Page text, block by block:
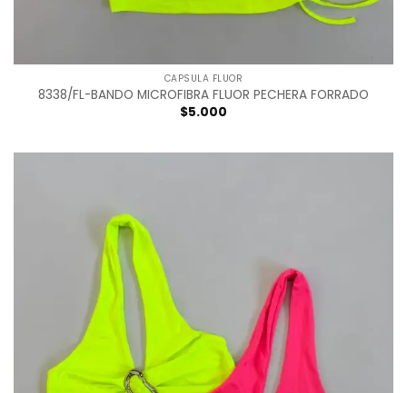
CAPSULA FLUOR
8338/FL-BANDO MICROFIBRA FLUOR PECHERA FORRADO
$5.000